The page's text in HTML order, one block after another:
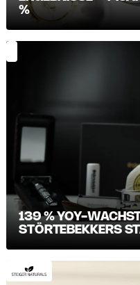
%
139 % YOY-
STÖRTEBEKKERS